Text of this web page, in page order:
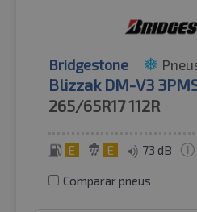
Bridgestone
Blizzak DM-V3
265/65R17112R
E E 73 dB
Comparar pneus